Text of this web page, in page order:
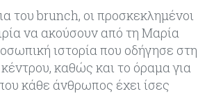
του brunch, οι προσκεκλημένοι
να ακούσουν από τη Μαρία
ιστορία που οδήγησε στη
καθώς και το όραμα για
κάθε άνθρωπος έχει ίσες